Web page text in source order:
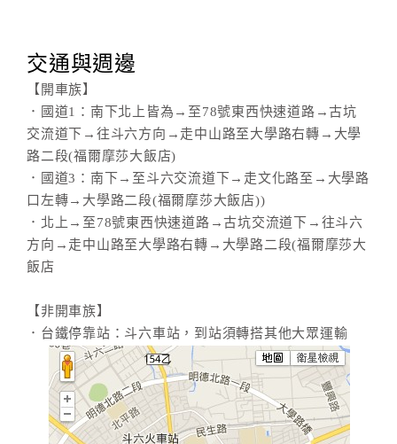
交通與週邊
【開車族】
．國道1：南下北上皆為→至78號東西快速道路→古坑
交流道下→往斗六方向→走中山路至大學路右轉→大學
路二段(福爾摩莎大飯店)
．國道3：南下→至斗六交流道下→走文化路至→大學路
口左轉→大學路二段(福爾摩莎大飯店))
．北上→至78號東西快速道路→古坑交流道下→往斗六
方向→走中山路至大學路右轉→大學路二段(福爾摩莎大
飯店
【非開車族】
．台鐵停靠站：斗六車站，到站須轉搭其他大眾運輸